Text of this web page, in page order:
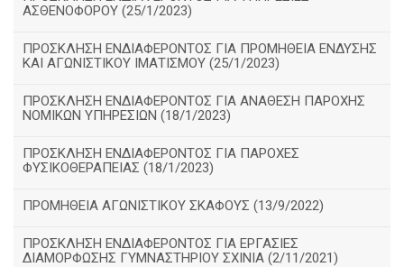
ΑΣΘΕΝΟΦΟΡΟΥ (25/1/2023)
ΠΡΟΣΚΛΗΣΗ ΕΝΔΙΑΦΕΡΟΝΤΟΣ ΓΙΑ ΠΡΟΜΗΘΕΙΑ ΕΝΔΥΣΗΣ
ΚΑΙ ΑΓΩΝΙΣΤΙΚΟΥ ΙΜΑΤΙΣΜΟΥ (25/1/2023)
ΠΡΟΣΚΛΗΣΗ ΕΝΔΙΑΦΕΡΟΝΤΟΣ ΓΙΑ ΑΝΑΘΕΣΗ ΠΑΡΟΧΗΣ
ΝΟΜΙΚΩΝ ΥΠΗΡΕΣΙΩΝ (18/1/2023)
ΠΡΟΣΚΛΗΣΗ ΕΝΔΙΑΦΕΡΟΝΤΟΣ ΓΙΑ ΠΑΡΟΧΕΣ
ΦΥΣΙΚΟΘΕΡΑΠΕΙΑΣ (18/1/2023)
ΠΡΟΜΗΘΕΙΑ ΑΓΩΝΙΣΤΙΚΟΥ ΣΚΑΦΟΥΣ (13/9/2022)
ΠΡΟΣΚΛΗΣΗ ΕΝΔΙΑΦΕΡΟΝΤΟΣ ΓΙΑ ΕΡΓΑΣΙΕΣ
ΔΙΑΜΟΡΦΩΣΗΣ ΓΥΜΝΑΣΤΗΡΙΟΥ ΣΧΙΝΙΑ (2/11/2021)